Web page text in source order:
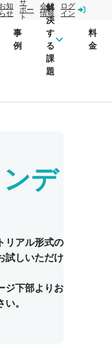
お知
らせ
サ
ポー
ト
会社
情報
ログ
イン
事
例
解
決
す
る
課
題
料
金
デ
リアル形式の
試しいただけ
ジ下部よりお
。